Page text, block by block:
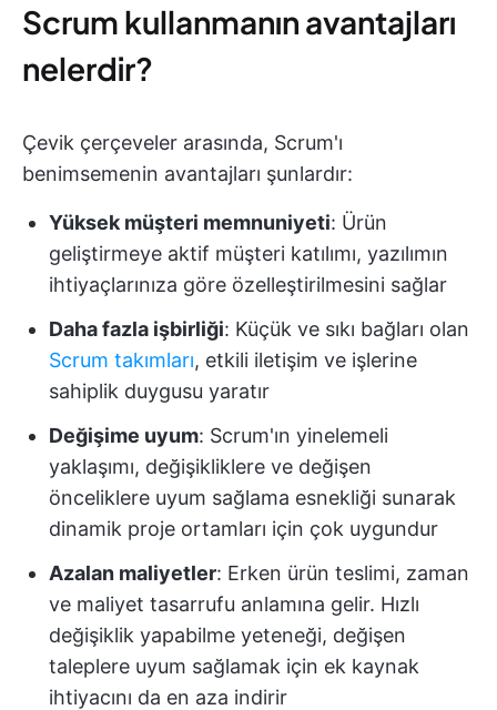
Scrum kullanmanın avantajları
nelerdir?
Çevik çerçeveler arasında, Scrum'ı
benimsemenin avantajları şunlardır:
Yüksek müşteri memnuniyeti: Ürün
geliştirmeye aktif müşteri katılımı, yazılımın
ihtiyaçlarınıza göre özelleştirilmesini sağlar
Daha fazla işbirliği: Küçük ve sıkı bağları olan
Scrum takımları, etkili iletişim ve işlerine
sahiplik duygusu yaratır
Değişime uyum: Scrum'ın yinelemeli
yaklaşımı, değişikliklere ve değişen
önceliklere uyum sağlama esnekliği sunarak
dinamik proje ortamları için çok uygundur
Azalan maliyetler: Erken ürün teslimi, zaman
ve maliyet tasarrufu anlamına gelir. Hızlı
değişiklik yapabilme yeteneği, değişen
taleplere uyum sağlamak için ek kaynak
ihtiyacını da en aza indirir